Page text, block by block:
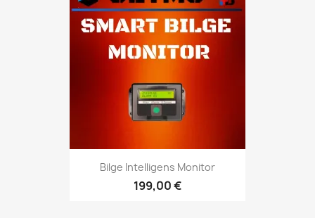
Bilge Intelligens Monitor
199,00 €